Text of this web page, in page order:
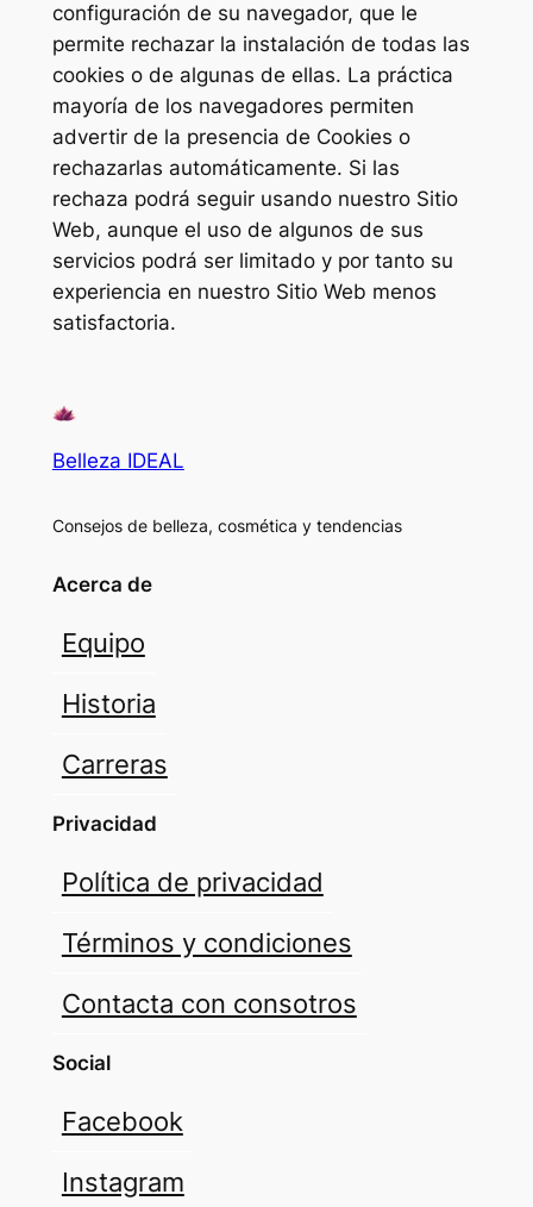
configuración de su navegador, que le
permite rechazar la instalación de todas las
cookies o de algunas de ellas. La práctica
mayoría de los navegadores permiten
advertir de la presencia de Cookies o
rechazarlas automáticamente. Si las
rechaza podrá seguir usando nuestro Sitio
Web, aunque el uso de algunos de sus
servicios podrá ser limitado y por tanto su
experiencia en nuestro Sitio Web menos
satisfactoria.
Belleza IDEAL
Consejos de belleza, cosmética y tendencias
Acerca de
Equipo
Historia
Carreras
Privacidad
Política de privacidad
Términos y condiciones
Contacta con consotros
Social
Facebook
Instagram